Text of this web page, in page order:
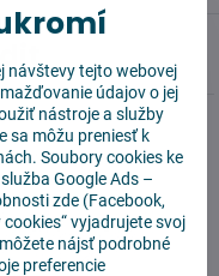
návštevy tejto webovej
údajov o jej
nástroje a služby
sa môžu preniesť k
Soubory cookies ke
Google Ads –
zde (Facebook,
vyjadrujete svoj
nájsť podrobné
preferencie